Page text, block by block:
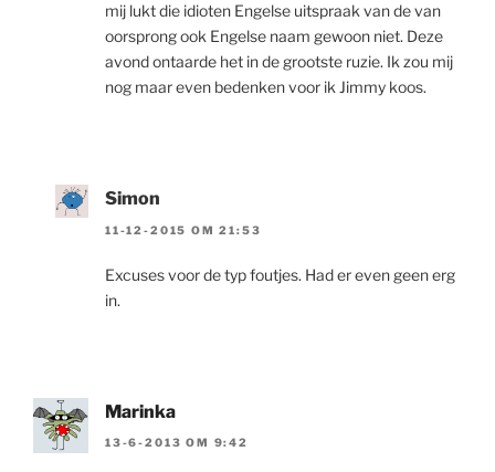
mij lukt die idioten Engelse uitspraak van de van
oorsprong ook Engelse naam gewoon niet. Deze
avond ontaarde het in de grootste ruzie. Ik zou mij
nog maar even bedenken voor ik Jimmy koos.
Simon
11-12-2015 OM 21:53
Excuses voor de typ foutjes. Had er even geen erg
in.
Marinka
13-6-2013 OM 9:42